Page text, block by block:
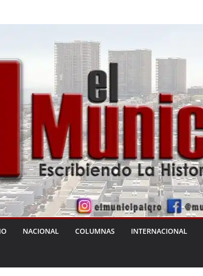
NACIONAL COLUMNAS INTERNACIONAL